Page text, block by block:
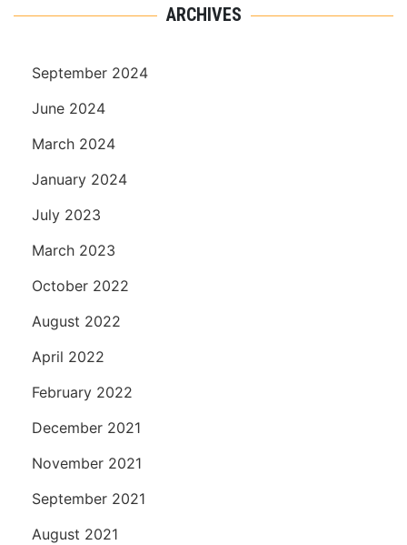
ARCHIVES
September 2024
June 2024
March 2024
January 2024
July 2023
March 2023
October 2022
August 2022
April 2022
February 2022
December 2021
November 2021
September 2021
August 2021